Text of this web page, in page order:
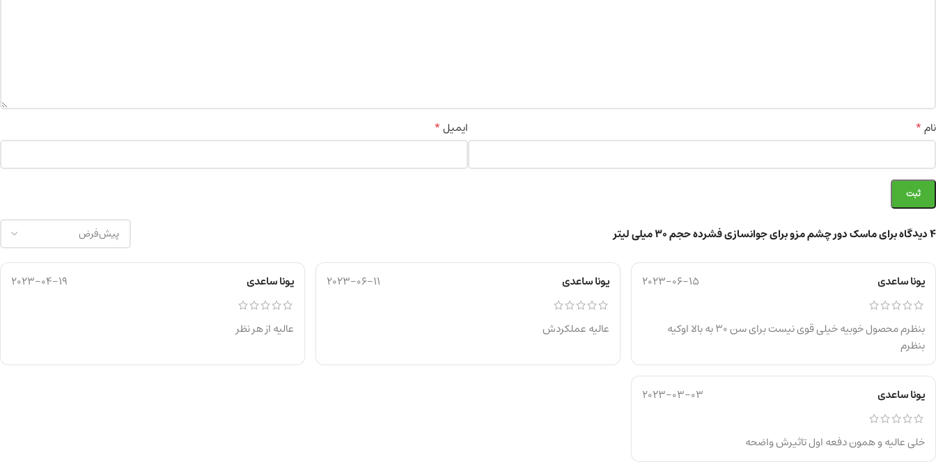
4 دیدگاه برای ماسک دور چشم مزو برای جوانسازی فشرده حجم 30 میلی لیتر
یونا ساعدی 2023-06-15
بنظرم محصول خوبیه خیلی قوی نیست برای سن ۳۰ به بالا اوکیه
بنظرم
یونا ساعدی 2023-06-11
عالیه عملکردش
یونا ساعدی 2023-04-19
عالیه از هر نظر
یونا ساعدی 2023-03-03
خلی عالیه و همون دفعه اول تاثیرش واضحه
نام* ایمیل*